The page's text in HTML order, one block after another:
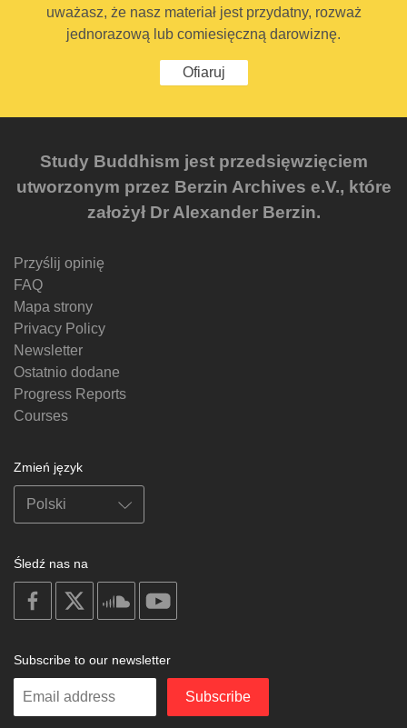
uważasz, że nasz materiał jest przydatny, rozważ
jednorazową lub comiesięczną darowiznę.
Ofiaruj
Study Buddhism jest przedsięwzięciem
utworzonym przez Berzin Archives e.V., które
założył Dr Alexander Berzin.
Przyślij opinię
FAQ
Mapa strony
Privacy Policy
Newsletter
Ostatnio dodane
Progress Reports
Courses
Zmień język
Śledź nas na
on
facebook
soundcloud
Subscribe to our newsletter
Enter
Subscribe